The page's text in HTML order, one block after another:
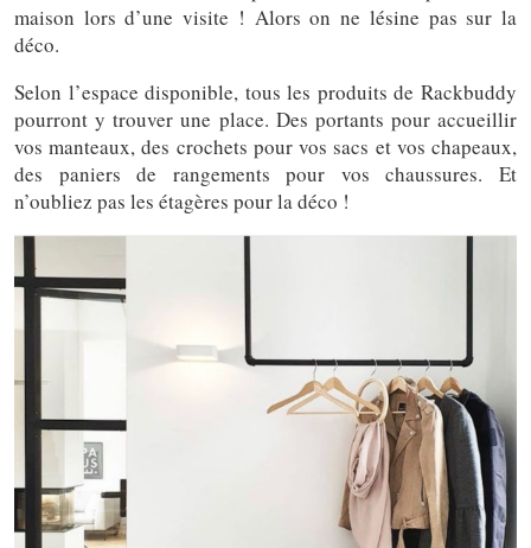
maison lors d’une visite ! Alors on ne lésine pas sur la
déco.
Selon l’espace disponible, tous les produits de Rackbuddy
pourront y trouver une place. Des portants pour accueillir
vos manteaux, des crochets pour vos sacs et vos chapeaux,
des paniers de rangements pour vos chaussures. Et
n’oubliez pas les étagères pour la déco !